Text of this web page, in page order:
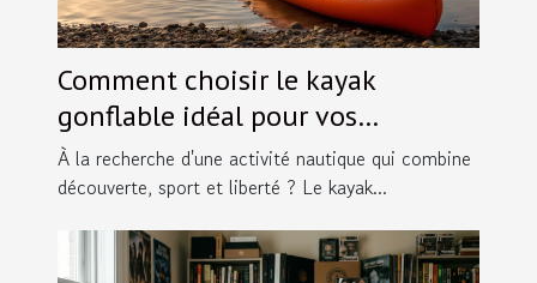
Comment choisir le kayak
gonflable idéal pour vos
aventures ?
À la recherche d'une activité nautique qui combine
découverte, sport et liberté ? Le kayak...